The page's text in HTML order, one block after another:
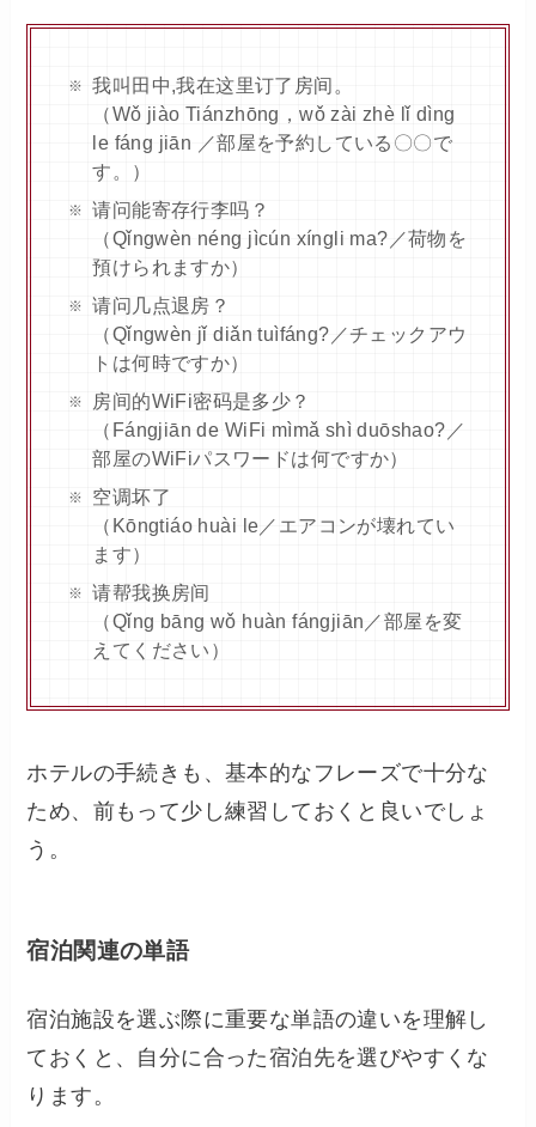
我叫田中,我在这里订了房间。
（Wǒ jiào Tiánzhōng，wǒ zài zhè lǐ dìng
le fáng jiān ／部屋を予約している〇〇で
す。）
请问能寄存行李吗？
（Qǐngwèn néng jìcún xíngli ma?／荷物を
預けられますか）
请问几点退房？
（Qǐngwèn jǐ diǎn tuìfáng?／チェックアウ
トは何時ですか）
房间的WiFi密码是多少？
（Fángjiān de WiFi mìmǎ shì duōshao?／
部屋のWiFiパスワードは何ですか）
空调坏了
（Kōngtiáo huài le／エアコンが壊れてい
ます）
请帮我换房间
（Qǐng bāng wǒ huàn fángjiān／部屋を変
えてください）
ホテルの手続きも、基本的なフレーズで十分な
ため、前もって少し練習しておくと良いでしょ
う。
宿泊関連の単語
宿泊施設を選ぶ際に重要な単語の違いを理解し
ておくと、自分に合った宿泊先を選びやすくな
ります。